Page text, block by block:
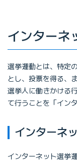
インターネ
選挙運動とは、特定
とし、投票を得る、
選挙人に働きかける
て行うことを「イン
インターネ
インターネット選挙